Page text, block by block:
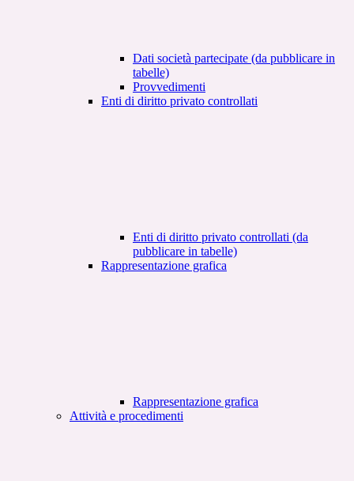
Dati società partecipate (da pubblicare in
tabelle)
Provvedimenti
Enti di diritto privato controllati
Enti di diritto privato controllati (da
pubblicare in tabelle)
Rappresentazione grafica
Rappresentazione grafica
Attività e procedimenti